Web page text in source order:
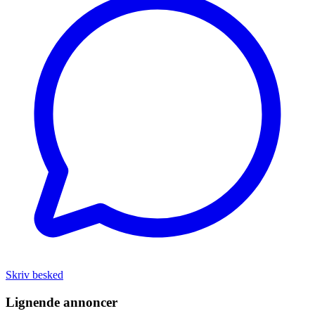
Skriv besked
Lignende annoncer